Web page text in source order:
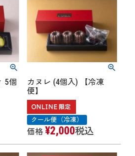
5個
カヌレ (4個入) 【冷凍
便】
クール便（冷凍）
価格 ¥2,000税込